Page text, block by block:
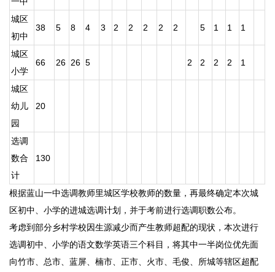
城区
初中
38 5 8 4 3 2 2 2 2 2 5 1 1 1
城区
小学
66 26 26 5 2 2 2 2 1
城区
幼儿
园
20
选调
数合
计
130
根据蓝山一中选调教师里城区学校教师的数量，再最终确定本次城
区初中、小学的进城选调计划，并于考前进行选调职数公布。
考虑到部分乡村学校因生源减少而产生教师超配的现状，本次进行
选调初中、小学的语文数学英语三个科目，将其中一半岗位优先面
向竹市、总市、蓝屏、楠市、正市、火市、毛俊、所城等辖区超配